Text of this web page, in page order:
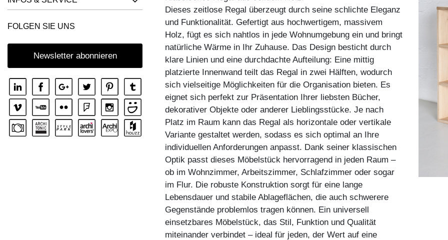
REGAL GO K
REGAL GO RW
REGAL MENA
REGAL MENA E
REGAL MENA G
REGAL MENA TV
REGAL MENA VINO
REGAL PISA
FOLGEN SIE UNS
Newsletter abonnieren
Dieses zeitlose Regal überzeugt durch seine schlichte Eleganz
und Funktionalität. Gefertigt aus hochwertigem, massivem
Holz, fügt es sich nahtlos in jede Wohnumgebung ein und bringt
natürliche Wärme in Ihr Zuhause. Das Design besticht durch
klare Linien und eine durchdachte Aufteilung: Eine mittig
platzierte Innenwand teilt das Regal in zwei Hälften, wodurch
sich vielseitige Möglichkeiten für die Organisation bieten. Es
eignet sich perfekt zur Präsentation Ihrer liebsten Bücher,
dekorativer Objekte oder anderer Lieblingsstücke. Je nach
Platz im Raum kann das Regal als horizontale oder vertikale
Variante gestaltet werden, sodass es sich optimal an Ihre
individuellen Anforderungen anpasst. Dank seiner klassischen
Optik passt dieses Möbelstück hervorragend in jeden Raum –
ob im Wohnzimmer, Arbeitszimmer, Schlafzimmer oder sogar
im Flur. Die robuste Konstruktion sorgt für eine lange
Lebensdauer und stabile Ablageflächen, die auch schwerere
Gegenstände problemlos tragen können. Ein universell
einsetzbares Möbelstück, das Stil, Funktion und Qualität
miteinander verbindet – ideal für jeden, der Wert auf eine